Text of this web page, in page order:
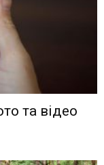
та відео